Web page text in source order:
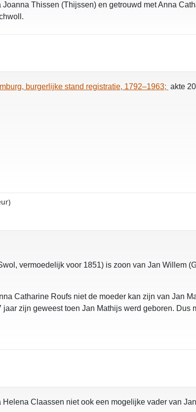
Thissen (Thijssen) en getrouwd met Anna
burgerlijke stand registratie, 1792–1963; akte 20
vermoedelijk voor 1851) is zoon van Jan Willem
Catharine Roufs niet de moeder kan zijn van Jan
zijn geweest toen Jan Mathijs werd geboren. Dus
Claassen niet ook een mogelijke vader van